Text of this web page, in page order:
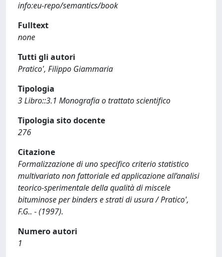
info:eu-repo/semantics/book
Fulltext
none
Tutti gli autori
Pratico', Filippo Giammaria
Tipologia
3 Libro::3.1 Monografia o trattato scientifico
Tipologia sito docente
276
Citazione
Formalizzazione di uno specifico criterio statistico
multivariato non fattoriale ed applicazione all’analisi
teorico-sperimentale della qualità di miscele
bituminose per binders e strati di usura / Pratico',
F.G.. - (1997).
Numero autori
1